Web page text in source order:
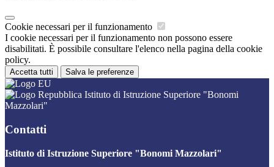
Cookie necessari per il funzionamento
I cookie necessari per il funzionamento non possono essere
disabilitati. È possibile consultare l'elenco nella pagina della cookie
policy.
Accetta tutti Salva le preferenze
Istituto di Istruzione Superiore "Bonomi
Mazzolari"
Contatti
Istituto di Istruzione Superiore "Bonomi Mazzolari"